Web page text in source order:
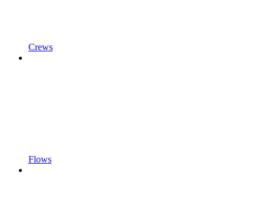
Crews
Flows